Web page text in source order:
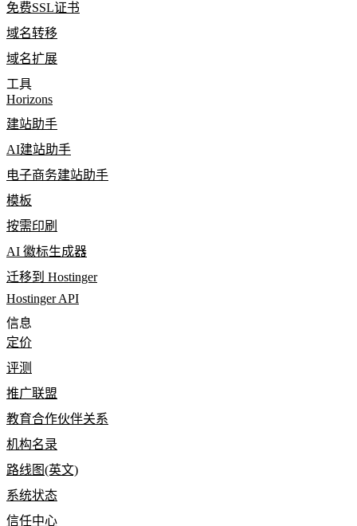
免费SSL证书
域名转移
域名扩展
工具
Horizons
建站助手
AI建站助手
电子商务建站助手
模板
按需印刷
AI 徽标生成器
迁移到 Hostinger
Hostinger API
信息
定价
评测
推广联盟
教育合作伙伴关系
机构名录
路线图(英文)
系统状态
信任中心